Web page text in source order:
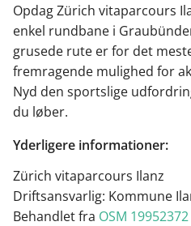
Opdag Zürich vitaparcours
enkel rundbane i
grusede rute er for det
fremragende mulighed for
Nyd den sportslige
du løber.
Yderligere informationer:
Zürich vitaparcours Ilanz
Driftsansvarlig: Kommune
Behandlet fra OSM 19952372